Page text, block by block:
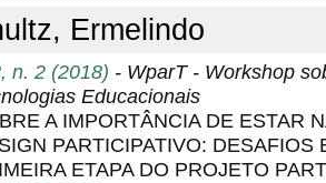
Ermelindo
n. 2 (2018) - WparT - Workshop
Educacionais
A IMPORTÂNCIA DE ESTAR
PARTICIPATIVO: DESAFIOS
ETAPA DO PROJETO